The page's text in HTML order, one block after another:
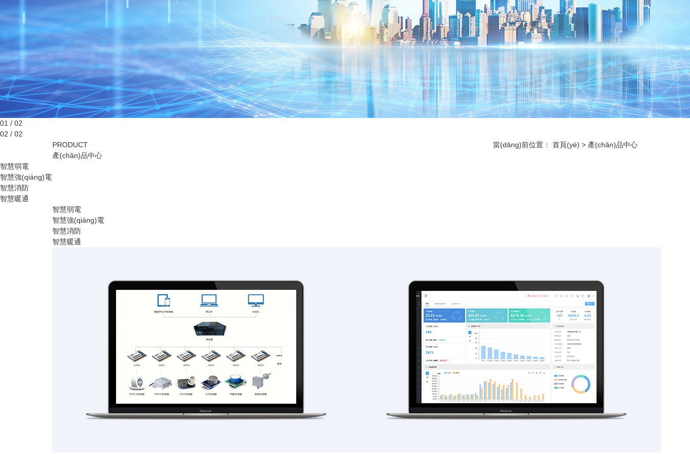
01 / 02
02 / 02
PRODUCT
產(chǎn)品中心
當(dāng)前位置： 首頁(yè) > 產(chǎn)品中心
智慧弱電
智慧強(qiáng)電
智慧消防
智慧暖通
智慧弱電
智慧強(qiáng)電
智慧消防
智慧暖通